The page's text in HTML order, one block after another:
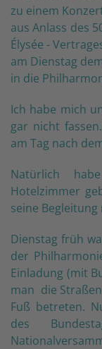
zu einem
aus Anlass des
Élysée -
am Dienstag
in die
Ich habe mich
gar nicht
am Tag nach
Natürlich
Hotelzimmer
seine Begleitung
Dienstag früh
der
Einladung (mit
man die
Fuß betreten.
des